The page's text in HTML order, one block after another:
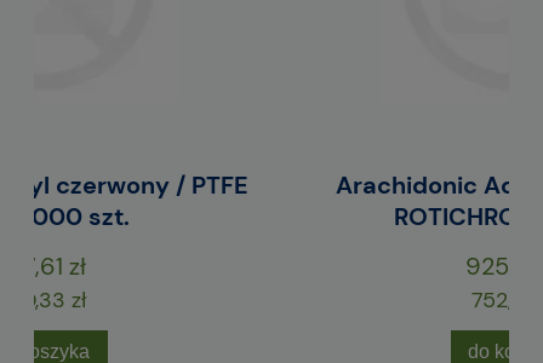
Arachidonic Acid methyl ester,
ROTICHROM®, 25 mg,